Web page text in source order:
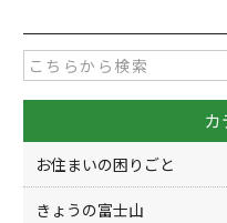
e
b
o
o
k
er
カ
お住まいの困りごと
きょうの富士山